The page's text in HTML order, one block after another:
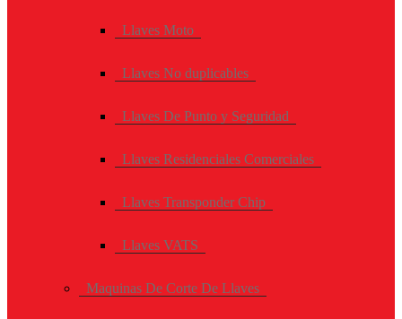
Llaves Moto
Llaves No duplicables
Llaves De Punto y Seguridad
Llaves Residenciales Comerciales
Llaves Transponder Chip
Llaves VATS
Maquinas De Corte De Llaves